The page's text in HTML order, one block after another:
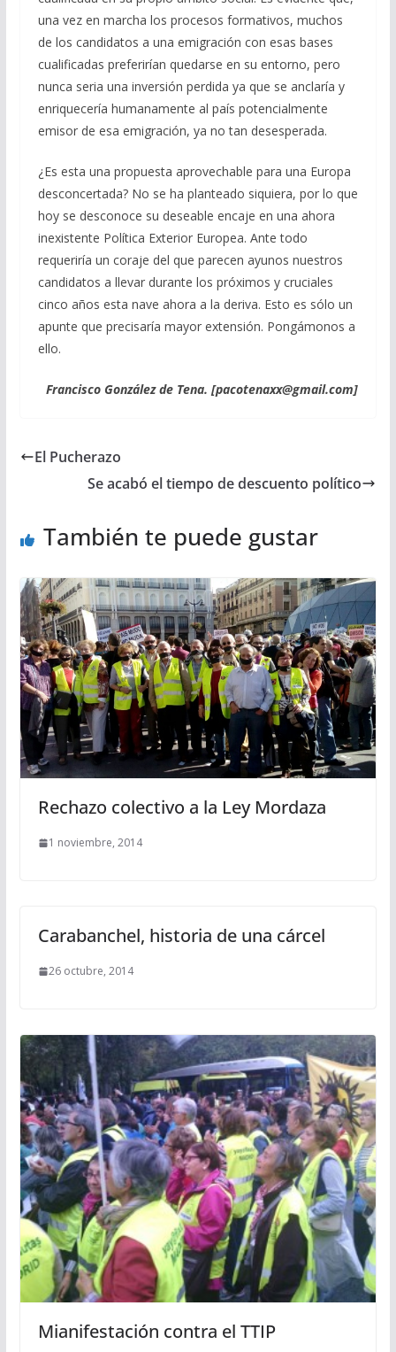
una vez en marcha los procesos formativos, muchos
de los candidatos a una emigración con esas bases
cualificadas preferirían quedarse en su entorno, pero
nunca seria una inversión perdida ya que se anclaría y
enriquecería humanamente al país potencialmente
emisor de esa emigración, ya no tan desesperada.
¿Es esta una propuesta aprovechable para una Europa
desconcertada? No se ha planteado siquiera, por lo que
hoy se desconoce su deseable encaje en una ahora
inexistente Política Exterior Europea. Ante todo
requeriría un coraje del que parecen ayunos nuestros
candidatos a llevar durante los próximos y cruciales
cinco años esta nave ahora a la deriva. Esto es sólo un
apunte que precisaría mayor extensión. Pongámonos a
ello.
Francisco González de Tena. [pacotenaxx@gmail.com]
El Pucherazo
Se acabó el tiempo de descuento político
También te puede gustar
Rechazo colectivo a la Ley Mordaza
1 noviembre, 2014
Carabanchel, historia de una cárcel
26 octubre, 2014
Mianifestación contra el TTIP